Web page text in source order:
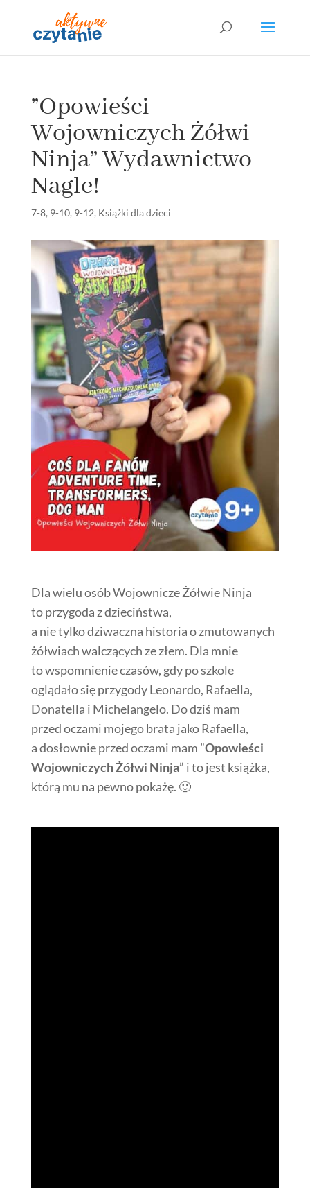
”Opowieści
Wojowniczych Żółwi
Ninja” Wydawnictwo
Nagle!
7-8, 9-10, 9-12, Książki dla dzieci
Dla wielu osób Wojownicze Żółwie Ninja
to przygoda z dzieciństwa,
a nie tylko dziwaczna historia o zmutowanych
żółwiach walczących ze złem. Dla mnie
to wspomnienie czasów, gdy po szkole
oglądało się przygody Leonardo, Rafaella,
Donatella i Michelangelo. Do dziś mam
przed oczami mojego brata jako Rafaella,
a dosłownie przed oczami mam ”Opowieści
Wojowniczych Żółwi Ninja” i to jest książka,
którą mu na pewno pokażę. 🙂